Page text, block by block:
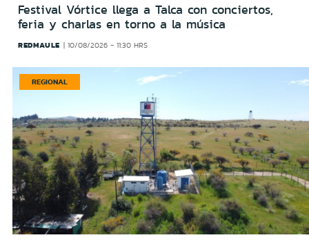
Festival Vórtice llega a Talca con conciertos,
feria y charlas en torno a la música
REDMAULE 10/08/2026 - 11:30 HRS
REGIONAL